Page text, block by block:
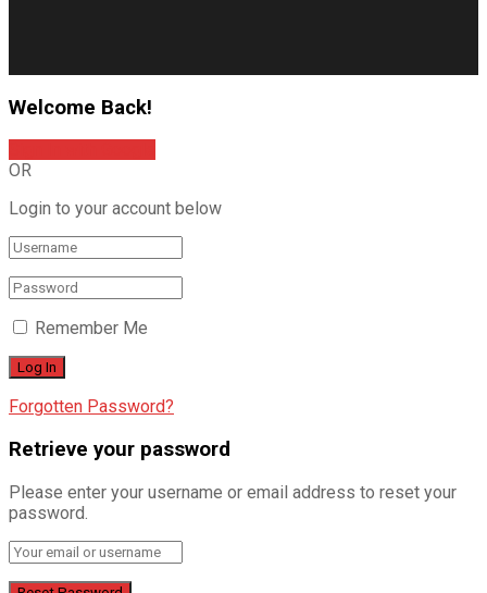
Welcome Back!
OR
Login to your account below
Remember Me
Forgotten Password?
Retrieve your password
Please enter your username or email address to reset your
password.